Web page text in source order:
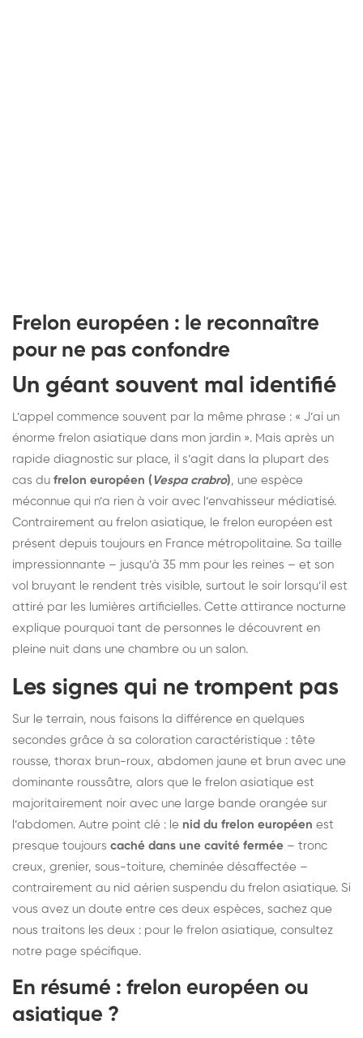
Frelon européen : le reconnaître
pour ne pas confondre
Un géant souvent mal identifié
L’appel commence souvent par la même phrase : « J’ai un
énorme frelon asiatique dans mon jardin ». Mais après un
rapide diagnostic sur place, il s’agit dans la plupart des
cas du frelon européen ( Vespa crabro), une espèce
méconnue qui n’a rien à voir avec l’envahisseur médiatisé.
Contrairement au frelon asiatique, le frelon européen est
présent depuis toujours en France métropolitaine. Sa taille
impressionnante – jusqu’à 35 mm pour les reines – et son
vol bruyant le rendent très visible, surtout le soir lorsqu’il est
attiré par les lumières artificielles. Cette attirance nocturne
explique pourquoi tant de personnes le découvrent en
pleine nuit dans une chambre ou un salon.
Les signes qui ne trompent pas
Sur le terrain, nous faisons la différence en quelques
secondes grâce à sa coloration caractéristique : tête
rousse, thorax brun-roux, abdomen jaune et brun avec une
dominante roussâtre, alors que le frelon asiatique est
majoritairement noir avec une large bande orangée sur
l’abdomen. Autre point clé : le nid du frelon européen est
presque toujours caché dans une cavité fermée – tronc
creux, grenier, sous-toiture, cheminée désaffectée –
contrairement au nid aérien suspendu du frelon asiatique. Si
vous avez un doute entre ces deux espèces, sachez que
nous traitons les deux : pour le frelon asiatique, consultez
notre page spécifique.
En résumé : frelon européen ou
asiatique ?